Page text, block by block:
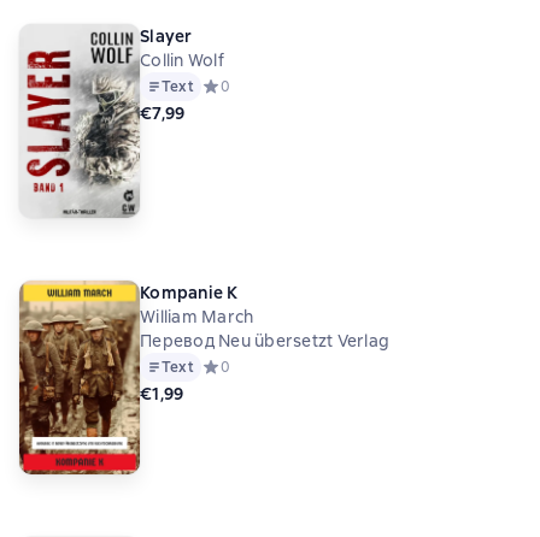
Slayer
Collin Wolf
Text Средний рейтинг 0 на основе 0 оценок
0
€7,99
Kompanie K
William March
Перевод Neu übersetzt Verlag
Text Средний рейтинг 0 на основе 0 оценок
0
€1,99